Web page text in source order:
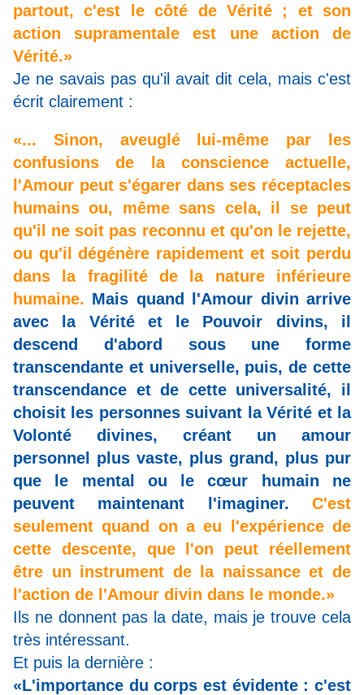
partout, c'est le côté de Vérité ; et son
action supramentale est une action de
Vérité.»
Je ne savais pas qu'il avait dit cela, mais c'est
écrit clairement :
«... Sinon, aveuglé lui-même par les
confusions de la conscience actuelle,
l'Amour peut s'égarer dans ses réceptacles
humains ou, même sans cela, il se peut
qu'il ne soit pas reconnu et qu'on le rejette,
ou qu'il dégénère rapidement et soit perdu
dans la fragilité de la nature inférieure
humaine. Mais quand l'Amour divin arrive
avec la Vérité et le Pouvoir divins, il
descend d'abord sous une forme
transcendante et universelle, puis, de cette
transcendance et de cette universalité, il
choisit les personnes suivant la Vérité et la
Volonté divines, créant un amour
personnel plus vaste, plus grand, plus pur
que le mental ou le cœur humain ne
peuvent maintenant l'imaginer. C'est
seulement quand on a eu l'expérience de
cette descente, que l'on peut réellement
être un instrument de la naissance et de
l'action de l'Amour divin dans le monde.»
Ils ne donnent pas la date, mais je trouve cela
très intéressant.
Et puis la dernière :
«L'importance du corps est évidente : c'est